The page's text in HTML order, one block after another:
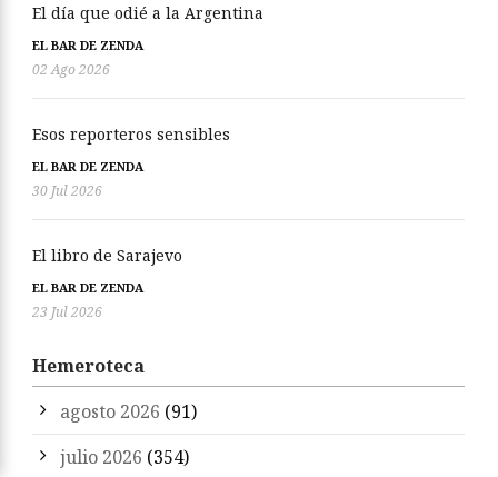
El día que odié a la Argentina
EL BAR DE ZENDA
02 Ago 2026
Esos reporteros sensibles
EL BAR DE ZENDA
30 Jul 2026
El libro de Sarajevo
EL BAR DE ZENDA
23 Jul 2026
Hemeroteca
agosto 2026 (91)
julio 2026 (354)